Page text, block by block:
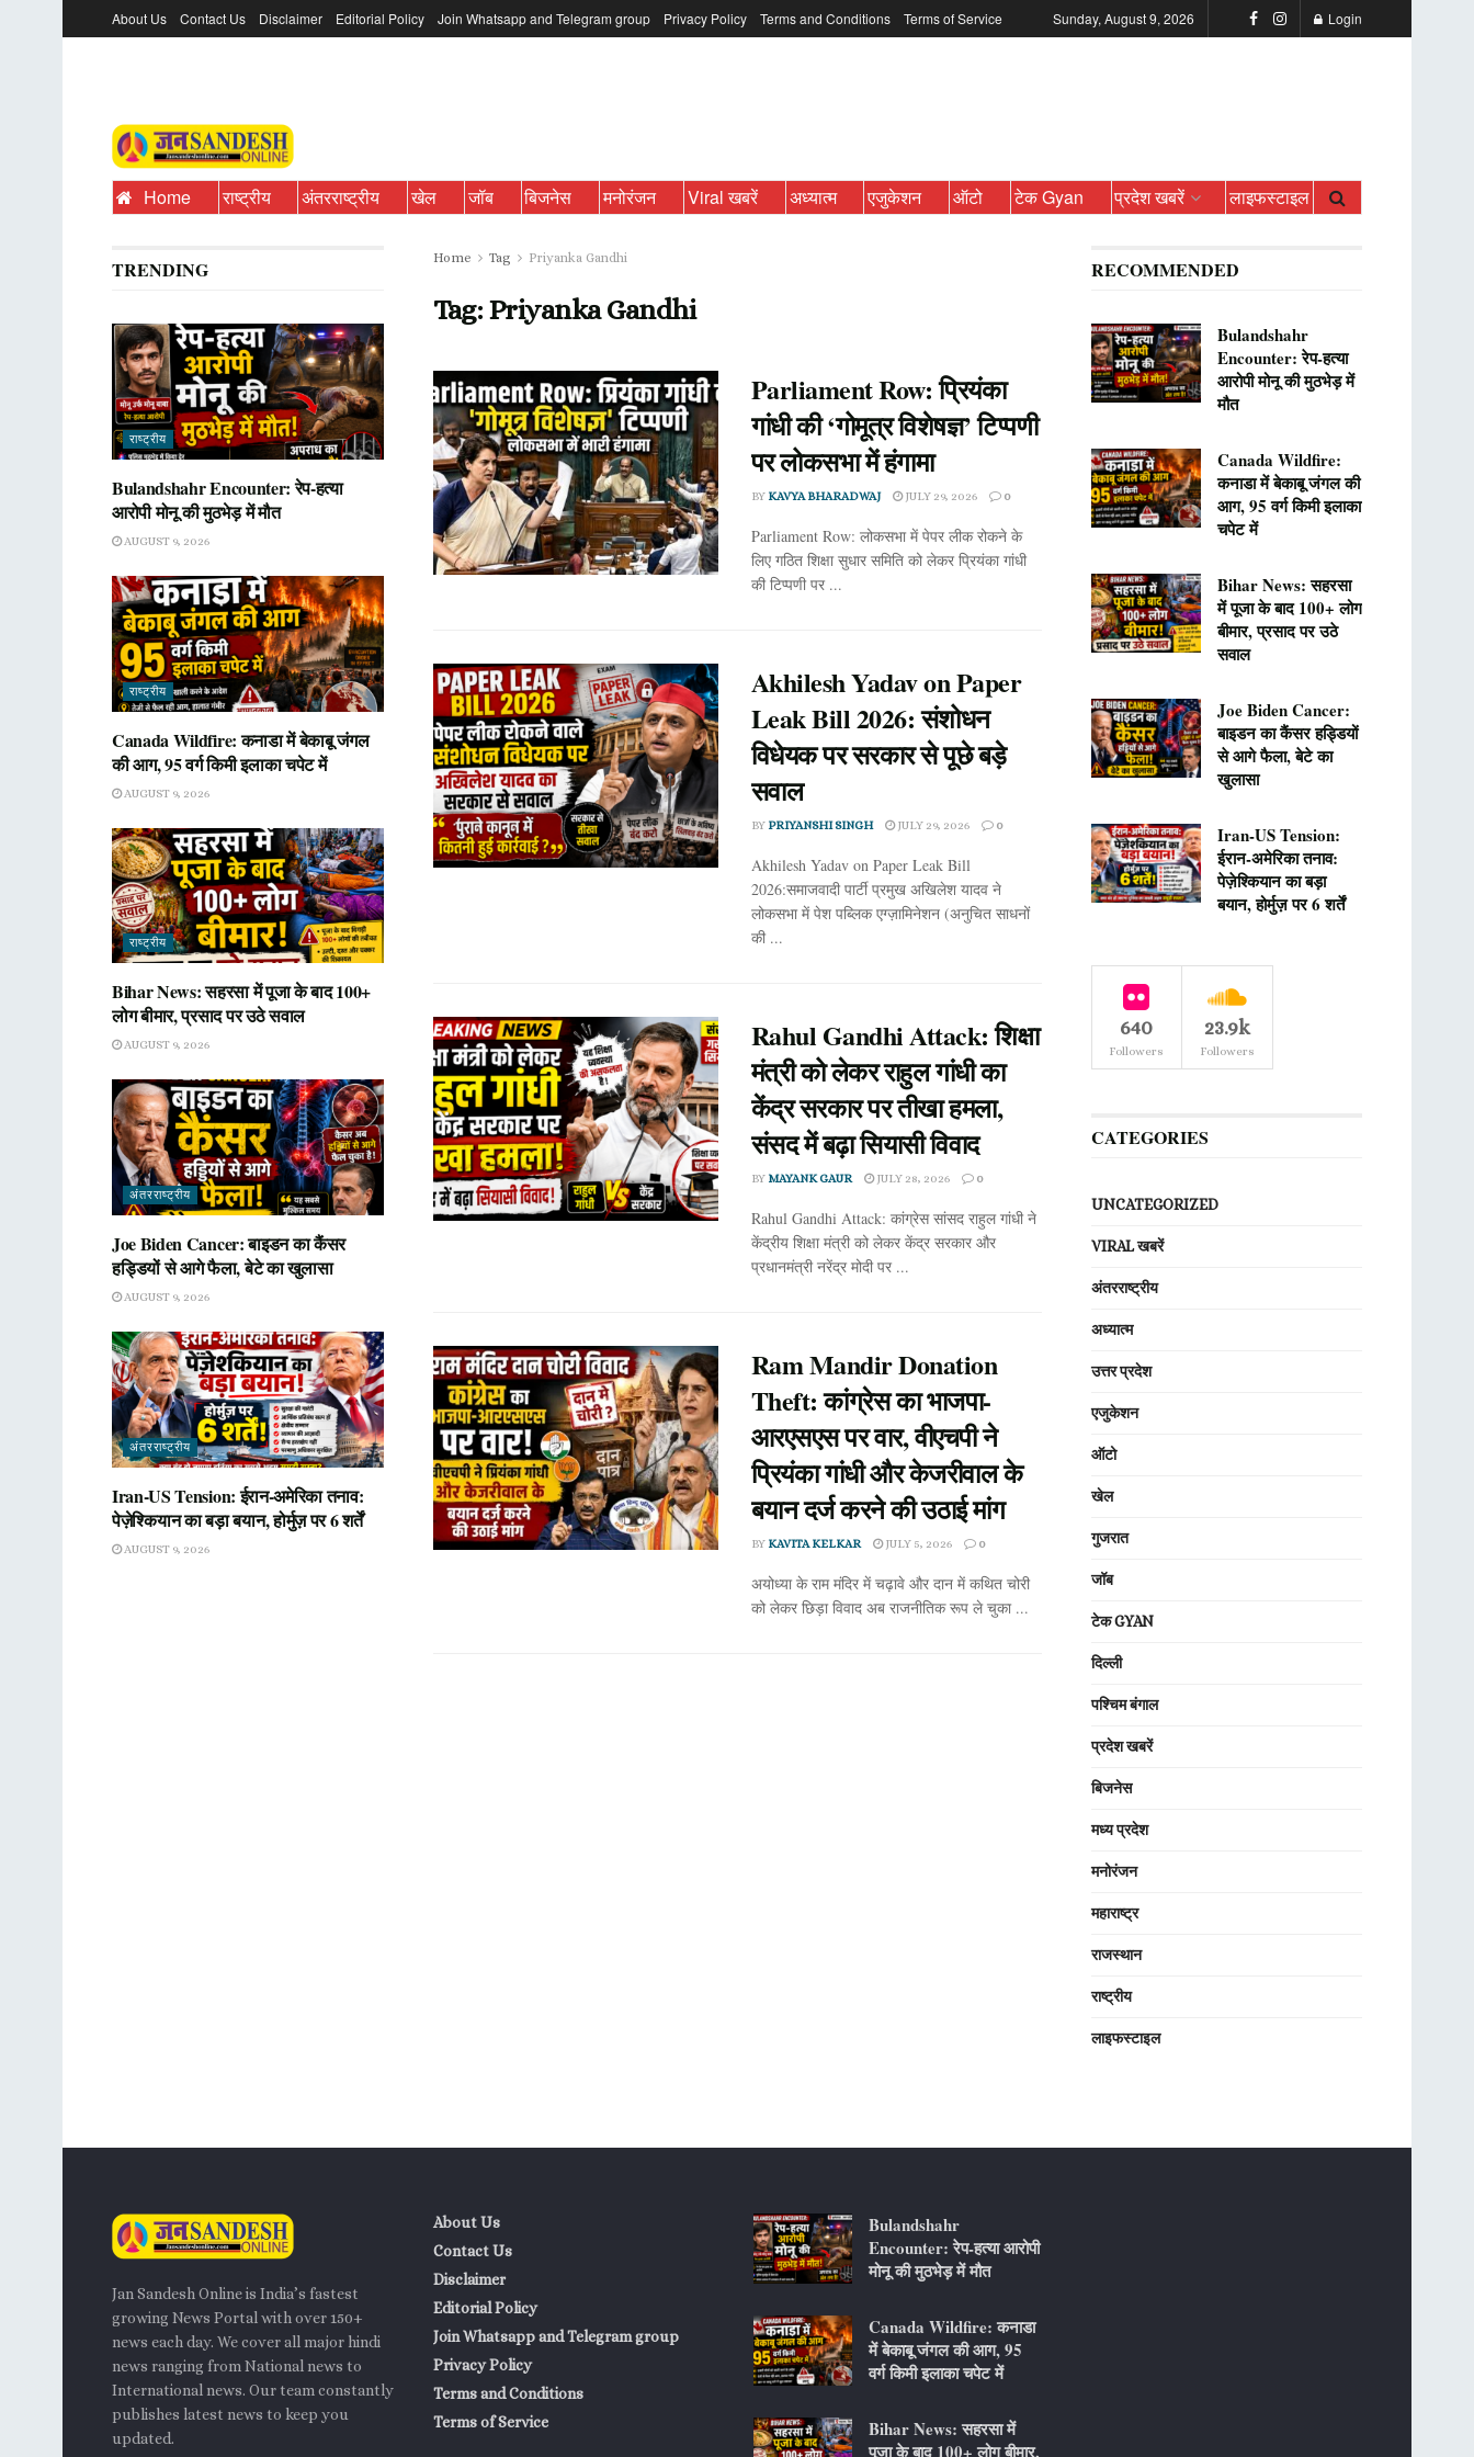
About Us Contact Us Disclaimer Editorial Policy Join Whatsapp and Telegram group Privacy Policy Terms and Conditions Terms of Service Sunday, August 9, 2026 Login
Home राष्ट्रीय अंतरराष्ट्रीय खेल जॉब बिजनेस मनोरंजन Viral खबरें अध्यात्म एजुकेशन ऑटो टेक Gyan प्रदेश खबरें लाइफस्टाइल
Home Tag Priyanka Gandhi
Tag: Priyanka Gandhi
Parliament Row: प्रियंका
गांधी की ‘गोमूत्र विशेषज्ञ’ टिप्पणी
पर लोकसभा में हंगामा
BY KAVYA BHARADWAJ JULY 29, 2026 0
Parliament Row: लोकसभा में पेपर लीक रोकने के
लिए गठित शिक्षा सुधार समिति को लेकर प्रियंका गांधी
की टिप्पणी पर ...
Akhilesh Yadav on Paper
Leak Bill 2026: संशोधन
विधेयक पर सरकार से पूछे बड़े
सवाल
BY PRIYANSHI SINGH JULY 29, 2026 0
Akhilesh Yadav on Paper Leak Bill
2026:समाजवादी पार्टी प्रमुख अखिलेश यादव ने
लोकसभा में पेश पब्लिक एग्ज़ामिनेशन (अनुचित साधनों
की ...
Rahul Gandhi Attack: शिक्षा
मंत्री को लेकर राहुल गांधी का
केंद्र सरकार पर तीखा हमला,
संसद में बढ़ा सियासी विवाद
BY MAYANK GAUR JULY 28, 2026 0
Rahul Gandhi Attack: कांग्रेस सांसद राहुल गांधी ने
केंद्रीय शिक्षा मंत्री को लेकर केंद्र सरकार और
प्रधानमंत्री नरेंद्र मोदी पर ...
Ram Mandir Donation
Theft: कांग्रेस का भाजपा-
आरएसएस पर वार, वीएचपी ने
प्रियंका गांधी और केजरीवाल के
बयान दर्ज करने की उठाई मांग
BY KAVITA KELKAR JULY 5, 2026 0
अयोध्या के राम मंदिर में चढ़ावे और दान में कथित चोरी
को लेकर छिड़ा विवाद अब राजनीतिक रूप ले चुका ...
TRENDING
राष्ट्रीय
Bulandshahr Encounter: रेप-हत्या
आरोपी मोनू की मुठभेड़ में मौत
AUGUST 9, 2026
राष्ट्रीय
Canada Wildfire: कनाडा में बेकाबू जंगल
की आग, 95 वर्ग किमी इलाका चपेट में
AUGUST 9, 2026
राष्ट्रीय
Bihar News: सहरसा में पूजा के बाद 100+
लोग बीमार, प्रसाद पर उठे सवाल
AUGUST 9, 2026
अंतरराष्ट्रीय
Joe Biden Cancer: बाइडन का कैंसर
हड्डियों से आगे फैला, बेटे का खुलासा
AUGUST 9, 2026
अंतरराष्ट्रीय
Iran-US Tension: ईरान-अमेरिका तनाव:
पेज़ेश्कियान का बड़ा बयान, होर्मुज़ पर 6 शर्तें
AUGUST 9, 2026
RECOMMENDED
Bulandshahr
Encounter: रेप-हत्या
आरोपी मोनू की मुठभेड़ में
मौत
Canada Wildfire:
कनाडा में बेकाबू जंगल की
आग, 95 वर्ग किमी इलाका
चपेट में
Bihar News: सहरसा
में पूजा के बाद 100+ लोग
बीमार, प्रसाद पर उठे
सवाल
Joe Biden Cancer:
बाइडन का कैंसर हड्डियों
से आगे फैला, बेटे का
खुलासा
Iran-US Tension:
ईरान-अमेरिका तनाव:
पेज़ेश्कियान का बड़ा
बयान, होर्मुज़ पर 6 शर्तें
640
Followers
23.9k
Followers
CATEGORIES
UNCATEGORIZED
VIRAL खबरें
अंतरराष्ट्रीय
अध्यात्म
उत्तर प्रदेश
एजुकेशन
ऑटो
खेल
गुजरात
जॉब
टेक GYAN
दिल्ली
पश्चिम बंगाल
प्रदेश खबरें
बिजनेस
मध्य प्रदेश
मनोरंजन
महाराष्ट्र
राजस्थान
राष्ट्रीय
लाइफस्टाइल
Jan Sandesh Online is India’s fastest
growing News Portal with over 150+
news each day. We cover all major hindi
news ranging from National news to
International news. Our team constantly
publishes latest news to keep you
updated.
About Us
Contact Us
Disclaimer
Editorial Policy
Join Whatsapp and Telegram group
Privacy Policy
Terms and Conditions
Terms of Service
Bulandshahr
Encounter: रेप-हत्या आरोपी
मोनू की मुठभेड़ में मौत
Canada Wildfire: कनाडा
में बेकाबू जंगल की आग, 95
वर्ग किमी इलाका चपेट में
Bihar News: सहरसा में
पूजा के बाद 100+ लोग बीमार,